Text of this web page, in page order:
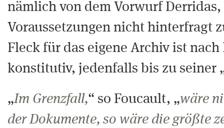
nämlich von dem Vorwurf Derridas,
Voraussetzungen nicht hinterfragt
Fleck für das eigene Archiv ist nach
konstitutiv, jedenfalls bis zu seiner
„Im Grenzfall,“ so Foucault, „wäre
der Dokumente, so wäre die größte